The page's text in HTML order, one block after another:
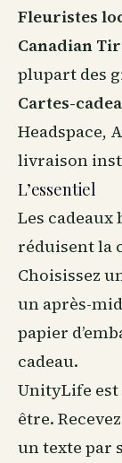
Fleuristes
Canadian
plupart des
Cartes-
Headspace,
livraison
L’essentiel
Les
réduisent la
Choisissez
un après-
papier
cadeau.
UnityLife est
être.
un texte par